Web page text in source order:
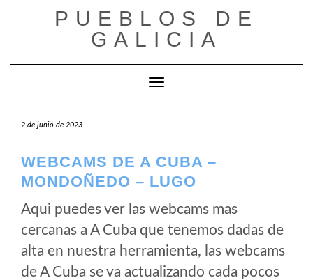
PUEBLOS DE
GALICIA
Cambiar modo de navegación
2 de junio de 2023
WEBCAMS DE A CUBA –
MONDOÑEDO – LUGO
Aqui puedes ver las webcams mas
cercanas a A Cuba que tenemos dadas de
alta en nuestra herramienta, las webcams
de A Cuba se va actualizando cada pocos